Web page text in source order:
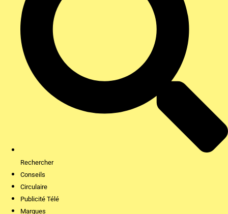
Rechercher
Conseils
Circulaire
Publicité Télé
Marques